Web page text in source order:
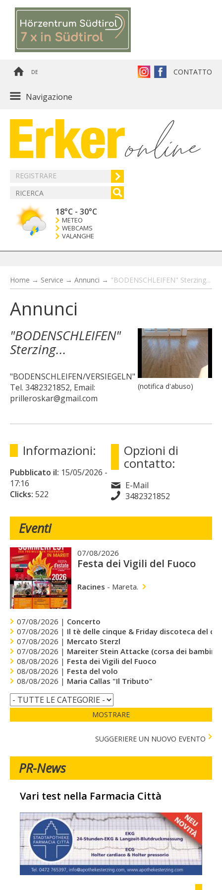
DE CONTATTO
Navigazione
REGISTRARE
18°C - 30°C
METEO
WEBCAMS
VALANGHE
Home → Service → Annunci → "BODENSCHLEIFEN" Sterzing...
Annunci
"BODENSCHLEIFEN"
Sterzing...
"BODENSCHLEIFEN/VERSIEGELN"
Tel. 3482321852, Email:
prilleroskar@gmail.com
(notifica d'abuso)
Informazioni:
Pubblicato il: 15/05/2026 -
17:16
Clicks: 522
Opzioni di
contatto:
E-Mail
3482321852
Eventi
07/08/2026
Festa dei Vigili del Fuoco
Racines - Mareta.
07/08/2026 | Concerto
07/08/2026 | Il tè delle cinque & Friday discoteca del
07/08/2026 | Mercato Sterzl
07/08/2026 | Mareiter Stein Attacke (corsa dei bambini)
08/08/2026 | Festa dei Vigili del Fuoco
08/08/2026 | Festa del volo
08/08/2026 | Maria Callas "Il Tributo"
MOSTRARE
SUGGERIERE UN NUOVO EVENTO
PR-News
Vari test nella Farmacia Città